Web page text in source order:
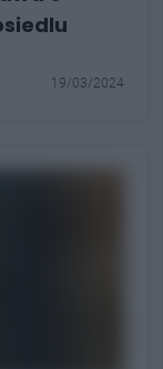
19/03/2024